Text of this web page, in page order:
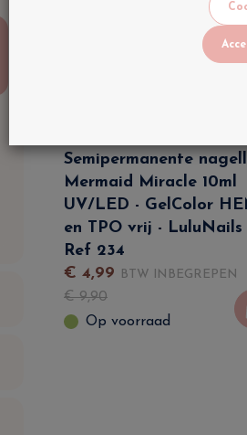
Semipermanente
Mermaid Miracle 10ml
UV/LED - GelColor
en TPO vrij - LuluNails
Ref 234
€ 4,99 BTW INBEGREPEN
€9,90
Op voorraad